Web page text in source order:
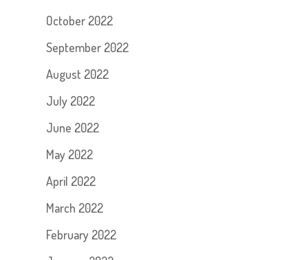
October 2022
September 2022
August 2022
July 2022
June 2022
May 2022
April 2022
March 2022
February 2022